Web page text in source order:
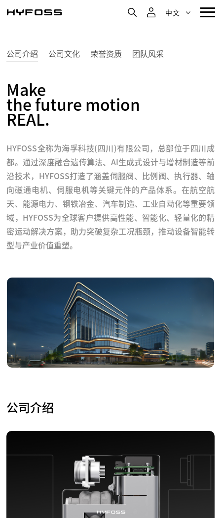
中文
公司介绍 公司文化 荣誉资质 团队风采
Make
the future motion
REAL.
HYFOSS全称为海孚科技(四川)有限公司，总部位于四川成
都。通过深度融合遗传算法、AI生成式设计与增材制造等前
沿技术，HYFOSS打造了涵盖伺服阀、比例阀、执行器、轴
向磁通电机、伺服电机等关键元件的产品体系。在航空航
天、能源电力、钢铁冶金、汽车制造、工业自动化等重要领
域，HYFOSS为全球客户提供高性能、智能化、轻量化的精
密运动解决方案，助力突破复杂工况瓶颈，推动设备智能转
型与产业价值重塑。
公司介绍